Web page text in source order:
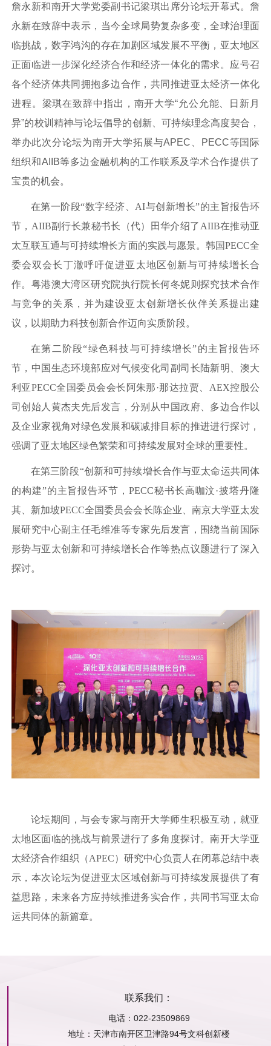
詹永新和南开大学党委副书记梁琪出席分论坛开幕式。詹
永新在致辞中表示，当今全球局势复杂多变，全球治理面
临挑战，数字鸿沟的存在加剧区域发展不平衡，亚太地区
正面临进一步深化经济合作和经济一体化的需求。应号召
各个经济体共同拥抱多边合作，共同推进亚太经济一体化
进程。 梁琪在致辞中指出，南开大学“允公允能、日新月
异”的校训精神与论坛倡导的创新、可持续理念高度契合，
举办此次分论坛为南开大学拓展与APEC PECC等国际
组织和AIIB等多边金融机构的工作联系及学术合作提供了
宝贵的机会。
在第一阶段“数字经济、AI与创新增长”的主旨报告环
节，AIIB副行长兼秘书长（代）田华介绍了AIIB在推动亚
太互联互通与可持续增长方面的实践与愿景。韩国PECC全
委会双会长丁澈呼吁促进亚太地区创新与可持续增长合
作。粤港澳大湾区研究院执行院长何冬妮则探究技术合作
与竞争的关系，并为建设亚太创新增长伙伴关系提出建
议，以期助力科技创新合作迈向实质阶段。
在第二阶段“绿色科技与可持续增长”的主旨报告环
节，中国生态环境部应对气候变化司副司长陆新明、澳大
利亚PECC全国委员会会长阿朱那·那达拉贾、AEX控股公
司创始人黄杰夫先后发言，分别从中国政府、多边合作以
及企业家视角对绿色发展和碳减排目标的推进进行探讨，
强调了亚太地区绿色繁荣和可持续发展对全球的重要性。
在第三阶段“创新和可持续增长合作与亚太命运共同体
的构建”的主旨报告环节，PECC秘书长高咖汶·披塔丹隆
其、新加坡PECC全国委员会会长陈企业、南京大学亚太发
展研究中心副主任毛维准等专家先后发言，围绕当前国际
形势与亚太创新和可持续增长合作等热点议题进行了深入
探讨。
论坛期间，与会专家与南开大学师生积极互动，就亚
太地区面临的挑战与前景进行了多角度探讨。南开大学亚
太经济合作组织（APEC）研究中心负责人在闭幕总结中表
示，本次论坛为促进亚太区域创新与可持续发展提供了有
益思路，未来各方应持续推进务实合作，共同书写亚太命
运共同体的新篇章。
联系我们：
电话：022-23509869
地址： 天津市南开区卫津路94号文科创新楼